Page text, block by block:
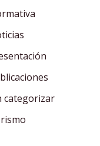
categorizar